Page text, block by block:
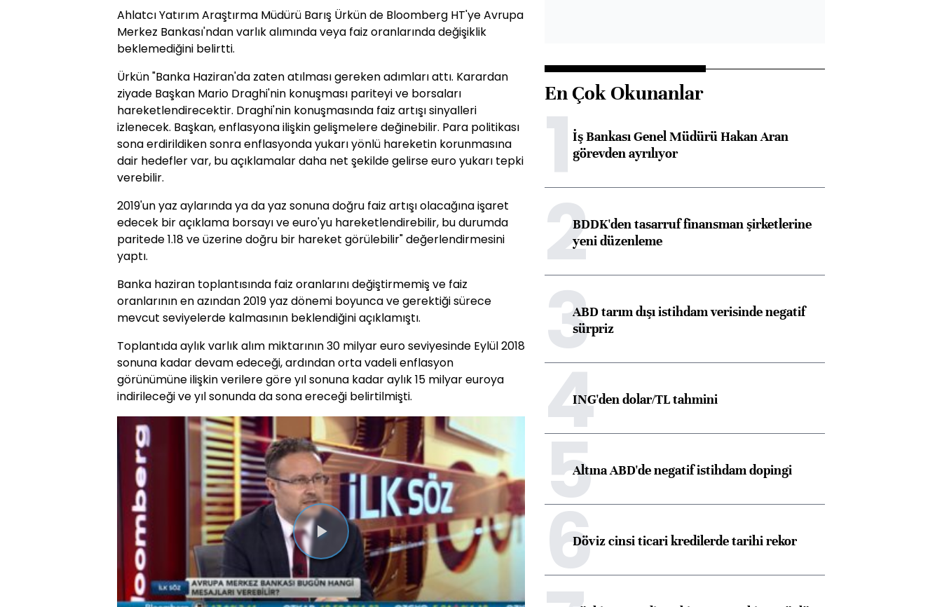
Ahlatcı Yatırım Araştırma Müdürü Barış Ürkün de Bloomberg HT'ye Avrupa
Merkez Bankası'ndan varlık alımında veya faiz oranlarında değişiklik
beklemediğini belirtti.
Ürkün "Banka Haziran'da zaten atılması gereken adımları attı. Karardan
ziyade Başkan Mario Draghi'nin konuşması pariteyi ve borsaları
hareketlendirecektir. Draghi'nin konuşmasında faiz artışı sinyalleri
izlenecek. Başkan, enflasyona ilişkin gelişmelere değinebilir. Para politikası
sona erdirildiken sonra enflasyonda yukarı yönlü hareketin korunmasına
dair hedefler var, bu açıklamalar daha net şekilde gelirse euro yukarı tepki
verebilir.
2019'un yaz aylarında ya da yaz sonuna doğru faiz artışı olacağına işaret
edecek bir açıklama borsayı ve euro'yu hareketlendirebilir, bu durumda
paritede 1.18 ve üzerine doğru bir hareket görülebilir" değerlendirmesini
yaptı.
Banka haziran toplantısında faiz oranlarını değiştirmemiş ve faiz
oranlarının en azından 2019 yaz dönemi boyunca ve gerektiği sürece
mevcut seviyelerde kalmasının beklendiğini açıklamıştı.
Toplantıda aylık varlık alım miktarının 30 milyar euro seviyesinde Eylül 2018
sonuna kadar devam edeceği, ardından orta vadeli enflasyon
görünümüne ilişkin verilere göre yıl sonuna kadar aylık 15 milyar euroya
indirileceği ve yıl sonunda da sona ereceği belirtilmişti.
Videoyu
Oynat
En Çok Okunanlar
1İş Bankası Genel Müdürü Hakan Aran
görevden ayrılıyor
2BDDK'den tasarruf finansman şirketlerine
yeni düzenleme
3ABD tarım dışı istihdam verisinde negatif
sürpriz
4ING'den dolar/TL tahmini
5Altına ABD'de negatif istihdam dopingi
6Döviz cinsi ticari kredilerde tarihi rekor